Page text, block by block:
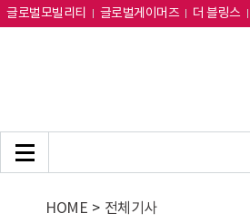
글로벌모빌리티 글로벌게이머즈 더 블링스
HOME > 전체기사